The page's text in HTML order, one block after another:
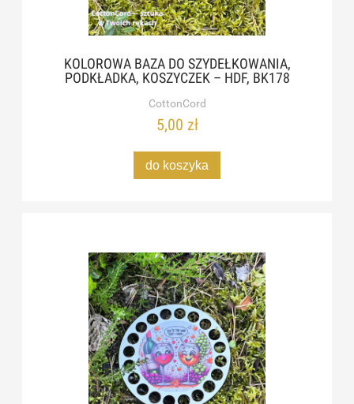
KOLOROWA BAZA DO SZYDEŁKOWANIA,
PODKŁADKA, KOSZYCZEK – HDF, BK178
CottonCord
5,00 zł
do koszyka